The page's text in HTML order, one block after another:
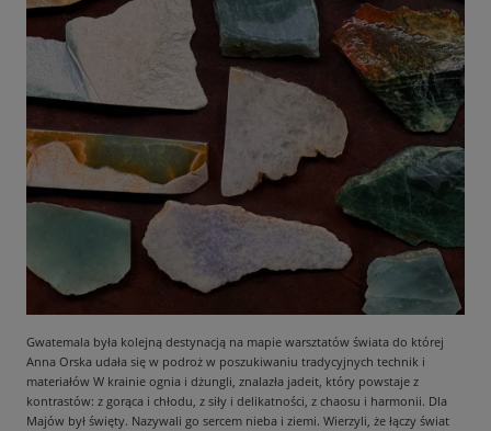
Gwatemala była kolejną destynacją na mapie warsztatów świata do której
Anna Orska udała się w podroż w poszukiwaniu tradycyjnych technik i
materiałów W krainie ognia i dżungli, znalazła jadeit, który powstaje z
kontrastów: z gorąca i chłodu, z siły i delikatności, z chaosu i harmonii. Dla
Majów był święty. Nazywali go sercem nieba i ziemi. Wierzyli, że łączy świat